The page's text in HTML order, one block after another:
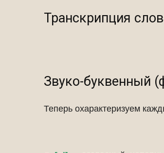
Транскрипция
Звуко-буквенный
Теперь охарактеризуем